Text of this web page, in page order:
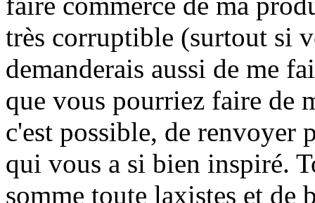
très corruptible (surtout si
demanderais aussi de me
que vous pourriez faire de
c'est possible, de renvoyer
qui vous a si bien inspiré.
somme toute laxistes et de